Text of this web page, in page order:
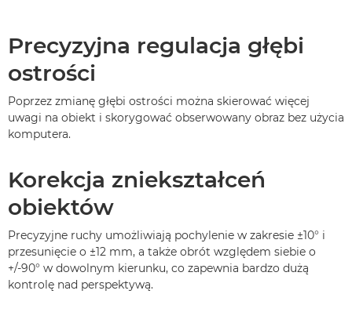
Precyzyjna regulacja głębi
ostrości
Poprzez zmianę głębi ostrości można skierować więcej
uwagi na obiekt i skorygować obserwowany obraz bez użycia
komputera.
Korekcja zniekształceń
obiektów
Precyzyjne ruchy umożliwiają pochylenie w zakresie ±10° i
przesunięcie o ±12 mm, a także obrót względem siebie o
+/-90° w dowolnym kierunku, co zapewnia bardzo dużą
kontrolę nad perspektywą.